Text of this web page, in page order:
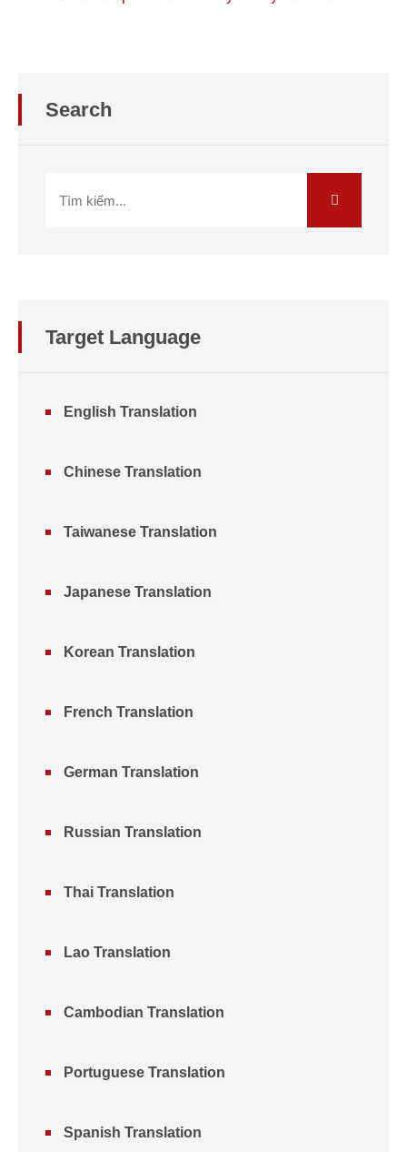
Search
Target Language
English Translation
Chinese Translation
Taiwanese Translation
Japanese Translation
Korean Translation
French Translation
German Translation
Russian Translation
Thai Translation
Lao Translation
Cambodian Translation
Portuguese Translation
Spanish Translation